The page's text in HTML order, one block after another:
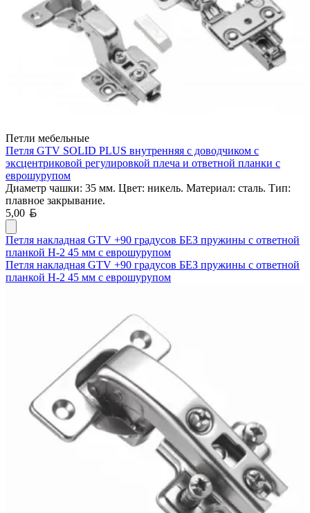
Петли мебельные
Петля GTV SOLID PLUS внутренняя с доводчиком с
эксцентриковой регулировкой плеча и ответной планки с
еврошурупом
Диаметр чашки: 35 мм. Цвет: никель. Материал: сталь. Тип:
плавное закрывание.
5,00
Петля накладная GTV +90 градусов БЕЗ пружины с ответной
планкой H-2 45 мм с еврошурупом
Петля накладная GTV +90 градусов БЕЗ пружины с ответной
планкой H-2 45 мм с еврошурупом